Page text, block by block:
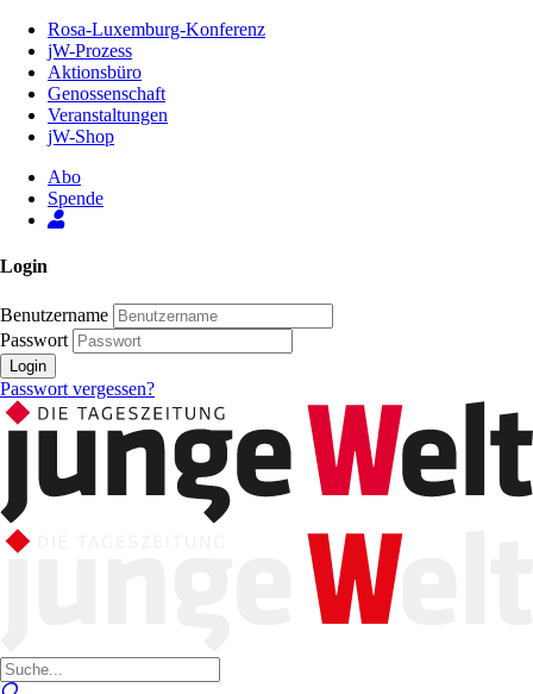
Inhalt
Seite
Rosa-Luxemburg-Konferenz
jW-Prozess
Aktionsbüro
Genossenschaft
Veranstaltungen
jW-Shop
Abo
Spende
Login
Benutzername
Passwort
Login
Passwort vergessen?